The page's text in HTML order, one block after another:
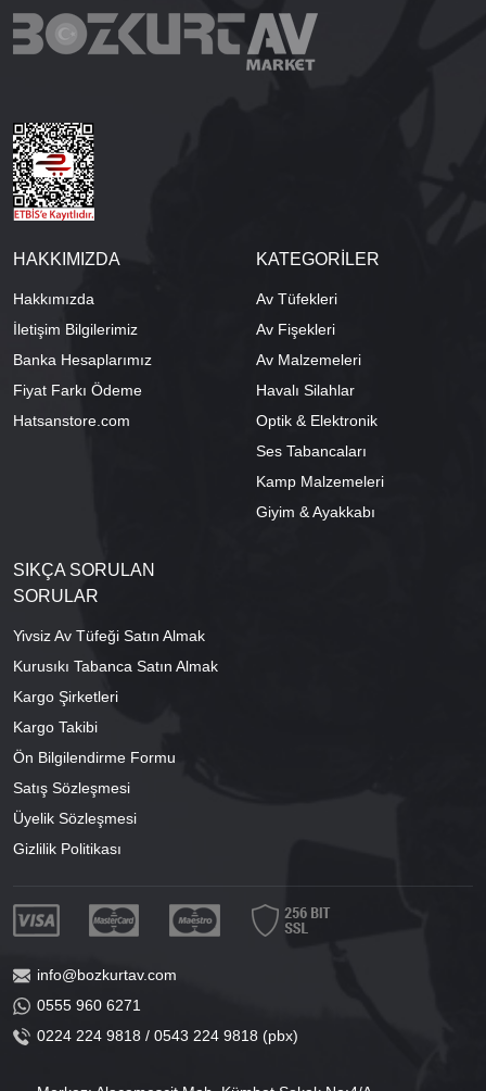
HAKKIMIZDA
Hakkımızda
İletişim Bilgilerimiz
Banka Hesaplarımız
Fiyat Farkı Ödeme
Hatsanstore.com
KATEGORİLER
Av Tüfekleri
Av Fişekleri
Av Malzemeleri
Havalı Silahlar
Optik & Elektronik
Ses Tabancaları
Kamp Malzemeleri
Giyim & Ayakkabı
SIKÇA SORULAN
SORULAR
Yivsiz Av Tüfeği Satın Almak
Kurusıkı Tabanca Satın Almak
Kargo Şirketleri
Kargo Takibi
Ön Bilgilendirme Formu
Satış Sözleşmesi
Üyelik Sözleşmesi
Gizlilik Politikası
info@bozkurtav.com
0555 960 6271
0224 224 9818 / 0543 224 9818 (pbx)